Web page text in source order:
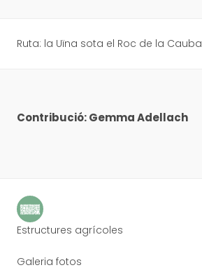
Ruta: la Uïna sota el Roc de la Cauba
Contribució: Gemma Adellach
Estructures agrícoles
Galeria fotos